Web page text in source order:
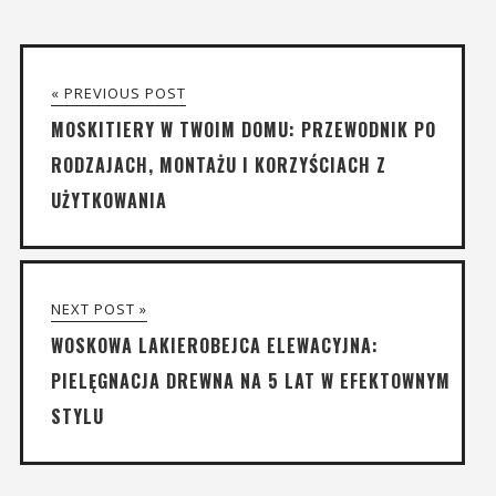
« PREVIOUS POST
MOSKITIERY W TWOIM DOMU: PRZEWODNIK PO
RODZAJACH, MONTAŻU I KORZYŚCIACH Z
UŻYTKOWANIA
NEXT POST »
WOSKOWA LAKIEROBEJCA ELEWACYJNA:
PIELĘGNACJA DREWNA NA 5 LAT W EFEKTOWNYM
STYLU